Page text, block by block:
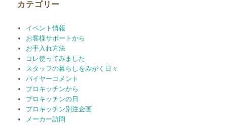
カテゴリー
イベント情報
お客様サポートから
お手入れ方法
コレ使ってみました
スタッフの暮らしをみがく日々
バイヤーコメント
プロキッチンから
プロキッチンの日
プロキッチン別注企画
メーカー訪問